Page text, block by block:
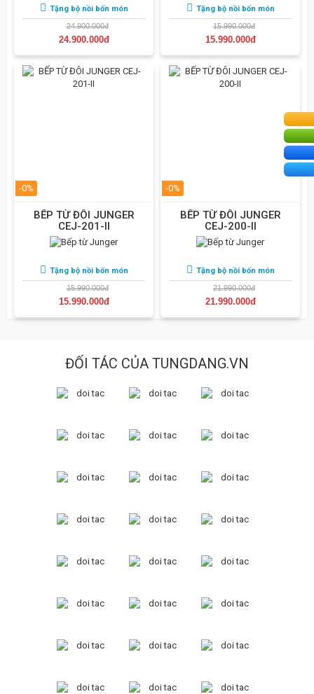
Tặng bộ nồi bốn món
24.900.000đ
24.900.000đ
Tặng bộ nồi bốn món
15.990.000đ
15.990.000đ
-0%
BẾP TỪ ĐÔI JUNGER
CEJ-201-II
Tặng bộ nồi bốn món
15.990.000đ
15.990.000đ
-0%
BẾP TỪ ĐÔI JUNGER
CEJ-200-II
Tặng bộ nồi bốn món
21.990.000đ
21.990.000đ
ĐỐI TÁC CỦA TUNGDANG.VN